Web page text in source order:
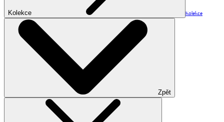
Kolekce Kolekce
Zpět